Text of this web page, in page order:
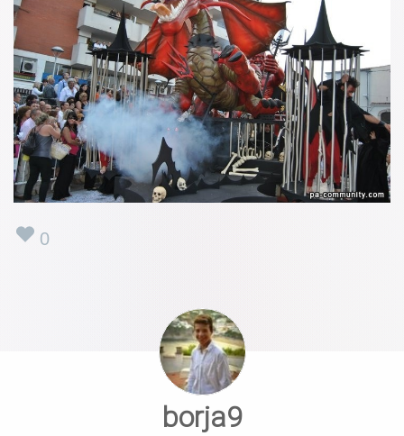
0
borja9